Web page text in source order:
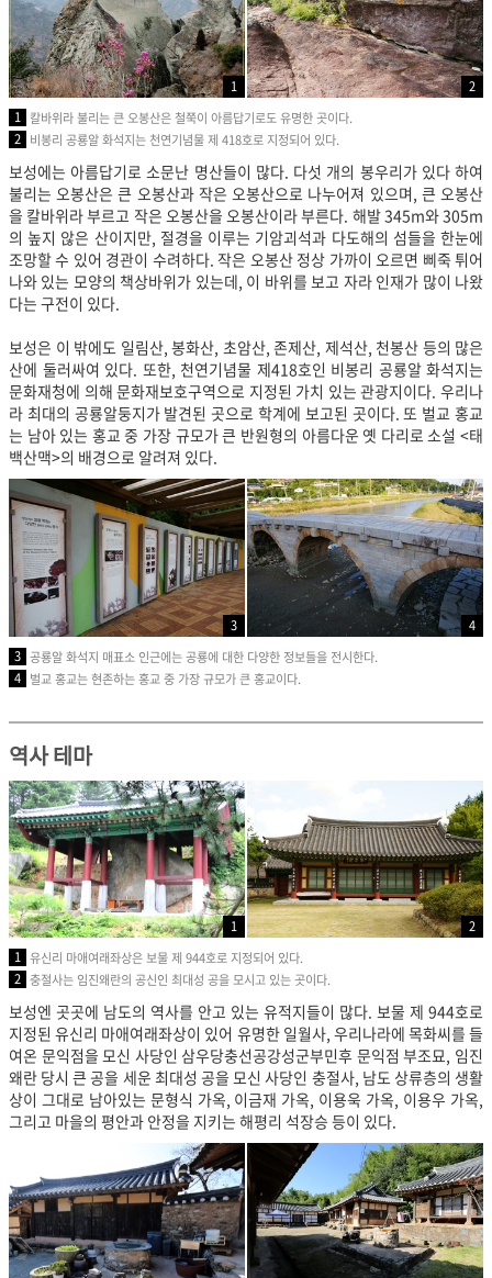
1
2
1 칼바위라 불리는 큰 오봉산은 철쭉이 아름답기로도 유명한 곳이다.
2 비봉리 공룡알 화석지는 천연기념물 제 418호로 지정되어 있다.
보성에는 아름답기로 소문난 명산들이 많다. 다섯 개의 봉우리가 있다 하여
불리는 오봉산은 큰 오봉산과 작은 오봉산으로 나누어져 있으며, 큰 오봉산
을 칼바위라 부르고 작은 오봉산을 오봉산이라 부른다. 해발 345m와 305m
의 높지 않은 산이지만, 절경을 이루는 기암괴석과 다도해의 섬들을 한눈에
조망할 수 있어 경관이 수려하다. 작은 오봉산 정상 가까이 오르면 삐죽 튀어
나와 있는 모양의 책상바위가 있는데, 이 바위를 보고 자라 인재가 많이 나왔
다는 구전이 있다.
보성은 이 밖에도 일림산, 봉화산, 초암산, 존제산, 제석산, 천봉산 등의 많은
산에 둘러싸여 있다. 또한, 천연기념물 제418호인 비봉리 공룡알 화석지는
문화재청에 의해 문화재보호구역으로 지정된 가치 있는 관광지이다. 우리나
라 최대의 공룡알둥지가 발견된 곳으로 학계에 보고된 곳이다. 또 벌교 홍교
는 남아 있는 홍교 중 가장 규모가 큰 반원형의 아름다운 옛 다리로 소설 <태
백산맥>의 배경으로 알려져 있다.
3
4
3 공룡알 화석지 매표소 인근에는 공룡에 대한 다양한 정보들을 전시한다.
4 벌교 홍교는 현존하는 홍교 중 가장 규모가 큰 홍교이다.
역사 테마
1
2
1 유신리 마애여래좌상은 보물 제 944호로 지정되어 있다.
2 충절사는 임진왜란의 공신인 최대성 공을 모시고 있는 곳이다.
보성엔 곳곳에 남도의 역사를 안고 있는 유적지들이 많다. 보물 제 944호로
지정된 유신리 마애여래좌상이 있어 유명한 일월사, 우리나라에 목화씨를 들
여온 문익점을 모신 사당인 삼우당충선공강성군부민후 문익점 부조묘, 임진
왜란 당시 큰 공을 세운 최대성 공을 모신 사당인 충절사, 남도 상류층의 생활
상이 그대로 남아있는 문형식 가옥, 이금재 가옥, 이용욱 가옥, 이용우 가옥,
그리고 마을의 평안과 안정을 지키는 해평리 석장승 등이 있다.